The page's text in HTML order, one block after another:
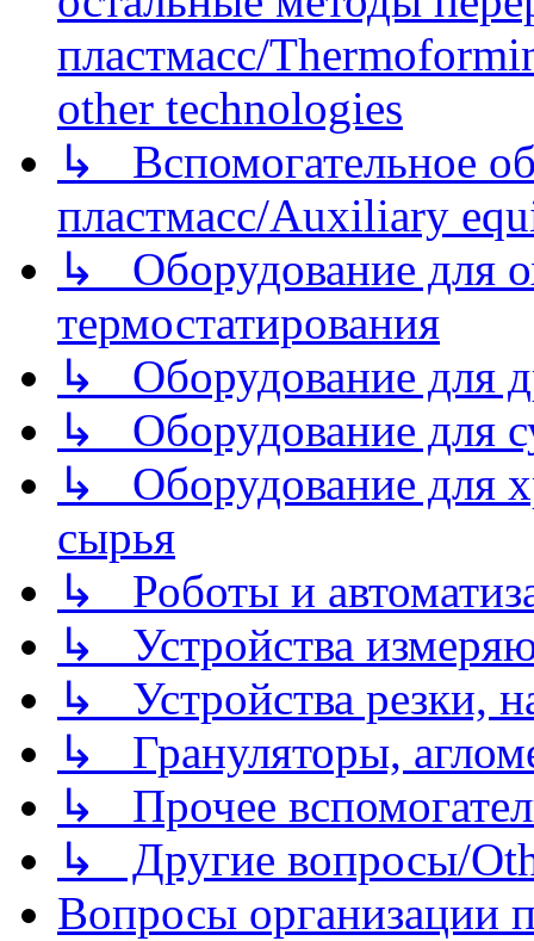
пластмасс/
other technologies
↳ Вспомогательное
пластмасс/Auxiliary
↳ Оборудование для
термостатирования
↳ Оборудование для
↳ Оборудование для
↳ Оборудование для
сырья
↳ Роботы и
↳ Устройства
↳ Устройства резки,
↳ Грануляторы,
↳ Прочее
↳ Другие вопросы/
Вопросы организации